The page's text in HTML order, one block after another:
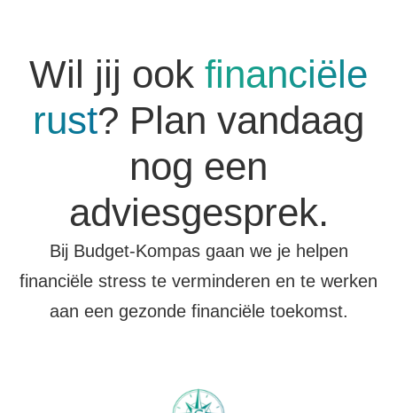
Wil jij ook financiële
rust? Plan vandaag
nog een
adviesgesprek.
Bij Budget-Kompas gaan we je helpen
financiële stress te verminderen en te werken
aan een gezonde financiële toekomst.